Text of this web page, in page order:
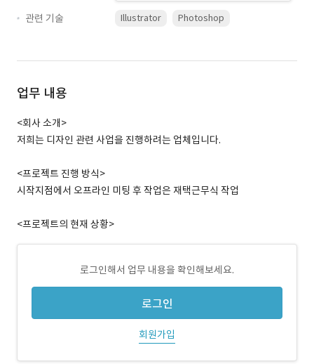
관련 기술
Illustrator Photoshop
업무 내용
<회사 소개>
저희는 디자인 관련 사업을 진행하려는 업체입니다.
<프로젝트 진행 방식>
시작지점에서 오프라인 미팅 후 작업은 재택근무식 작업
<프로젝트의 현재 상황>
로그인해서 업무 내용을 확인해보세요.
로그인
회원가입